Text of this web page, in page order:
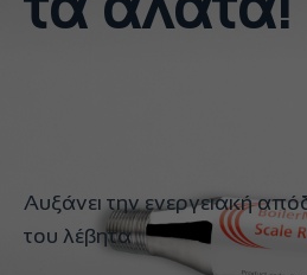
Αυξάνει την ενεργειακή
του λέβητα